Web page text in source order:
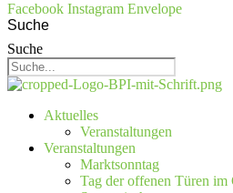
Facebook Instagram Envelope
Suche
Suche
Aktuelles
Veranstaltungen
Veranstaltungen
Marktsonntag
Tag der offenen Türen im